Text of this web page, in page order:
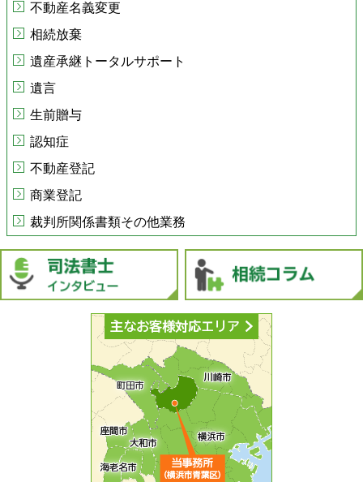
不動産名義変更
相続放棄
遺産承継トータルサポート
遺言
生前贈与
認知症
不動産登記
商業登記
裁判所関係書類その他業務